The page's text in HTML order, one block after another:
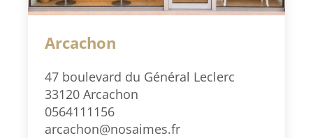
Arcachon
47 boulevard du Général Leclerc
33120 Arcachon
0564111156
arcachon@nosaimes.fr